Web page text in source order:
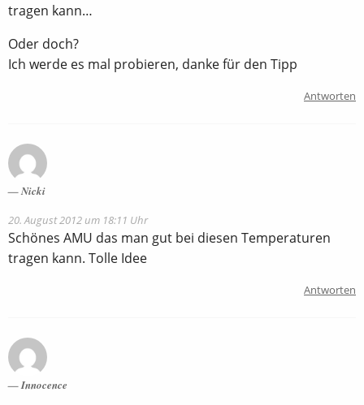
tragen kann…
Oder doch?
Ich werde es mal probieren, danke für den Tipp
Antworten
Nicki
20. August 2012 um 18:11 Uhr
Schönes AMU das man gut bei diesen Temperaturen
tragen kann. Tolle Idee
Antworten
Innocence